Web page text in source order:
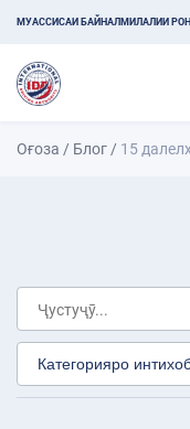
МУАССИСАИ БАЙНАЛМИЛАЛИИ
Оғоза / Блог / 15